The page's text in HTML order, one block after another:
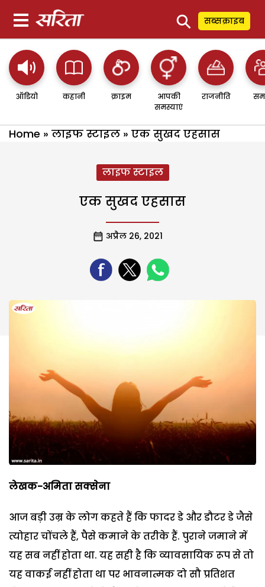
⚲ सब्सक्राइब
ऑडियो कहानी क्राइम
आपकी
समस्याएं
राजनीति
Home » लाइफ स्टाइल » एक सुखद एहसास
लाइफ स्टाइल
एक सुखद एहसास
अप्रैल 26, 2021
लेखक-अमिता सक्सेना
आज बड़ी उम्र के लोग कहते हैं कि फादर डे और डौटर डे जैसे
त्योहार चोंचले हैं, पैसे कमाने के तरीके हैं. पुराने जमाने में
यह सब नहीं होता था. यह सही है कि व्यावसायिक रूप से तो
यह वाकई नहीं होता था पर भावनात्मक दो सौ प्रतिशत